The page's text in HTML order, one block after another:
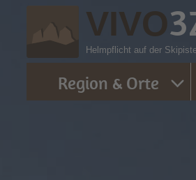
VIVO3
Helmpflicht auf der
Region & Orte